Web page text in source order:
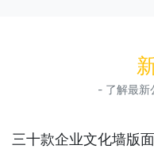
- 了解最新
三十款企业文化墙版